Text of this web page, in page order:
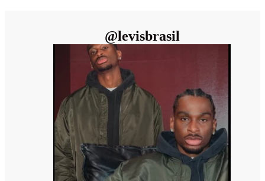
@levisbrasil